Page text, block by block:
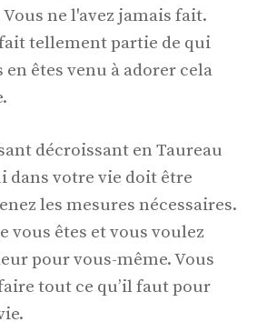
Vous ne l'avez jamais fait.
tellement partie de qui
en êtes venu à adorer cela
décroissant en Taureau
dans votre vie doit être
les mesures nécessaires.
vous êtes et vous voulez
pour vous-même. Vous
tout ce qu’il faut pour